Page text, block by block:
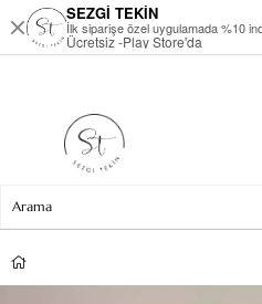
SEZGİ TEKİN
İlk siparişe özel uygulamada %10
Ücretsiz -Play Store'da